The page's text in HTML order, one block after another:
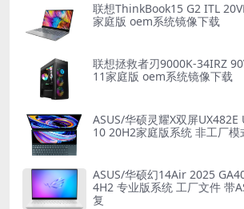
联想ThinkBook15 G2 ITL
家庭版 oem系统镜像下载
联想拯救者刃9000K-34IRZ
11家庭版 oem系统镜像下载
ASUS/华硕灵耀X双屏
10 20H2家庭版系统 非工厂模
ASUS/华硕幻14Air 2025
4H2 专业版系统 工厂文件 带
复